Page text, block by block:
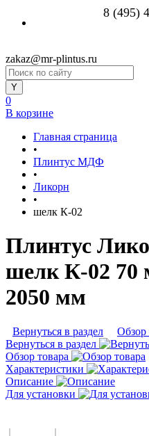
8 (495)
zakaz@mr-plintus.ru
0
В корзине
Главная страница
•
Плинтус МДФ
•
Ликорн
•
шелк К-02
Плинтус
шелк К-02 70
2050 мм
Вернуться в раздел Обзор
Вернуться в раздел
Обзор товара
Характеристики
Описание
Для установки